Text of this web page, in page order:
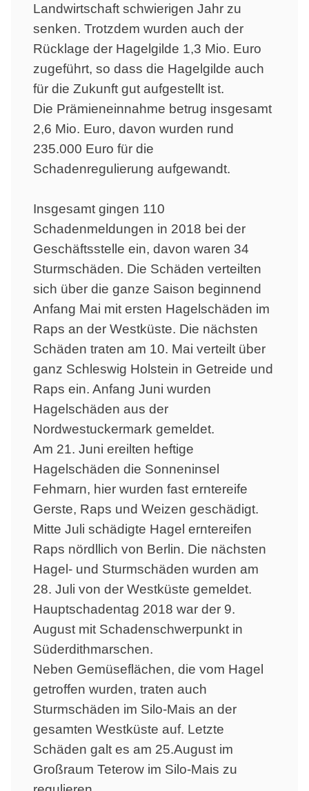
Landwirtschaft schwierigen Jahr zu
senken. Trotzdem wurden auch der
Rücklage der Hagelgilde 1,3 Mio. Euro
zugeführt, so dass die Hagelgilde auch
für die Zukunft gut aufgestellt ist.
Die Prämieneinnahme betrug insgesamt
2,6 Mio. Euro, davon wurden rund
235.000 Euro für die
Schadenregulierung aufgewandt.
Insgesamt gingen 110
Schadenmeldungen in 2018 bei der
Geschäftsstelle ein, davon waren 34
Sturmschäden. Die Schäden verteilten
sich über die ganze Saison beginnend
Anfang Mai mit ersten Hagelschäden im
Raps an der Westküste. Die nächsten
Schäden traten am 10. Mai verteilt über
ganz Schleswig Holstein in Getreide und
Raps ein. Anfang Juni wurden
Hagelschäden aus der
Nordwestuckermark gemeldet.
Am 21. Juni ereilten heftige
Hagelschäden die Sonneninsel
Fehmarn, hier wurden fast erntereife
Gerste, Raps und Weizen geschädigt.
Mitte Juli schädigte Hagel erntereifen
Raps nördllich von Berlin. Die nächsten
Hagel- und Sturmschäden wurden am
28. Juli von der Westküste gemeldet.
Hauptschadentag 2018 war der 9.
August mit Schadenschwerpunkt in
Süderdithmarschen.
Neben Gemüseflächen, die vom Hagel
getroffen wurden, traten auch
Sturmschäden im Silo-Mais an der
gesamten Westküste auf. Letzte
Schäden galt es am 25.August im
Großraum Teterow im Silo-Mais zu